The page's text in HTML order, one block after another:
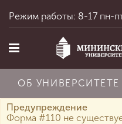
Режим работы: 8-17 пн-
ОБ УНИВЕРСИТЕТЕ
Предупреждение
Форма #110 не